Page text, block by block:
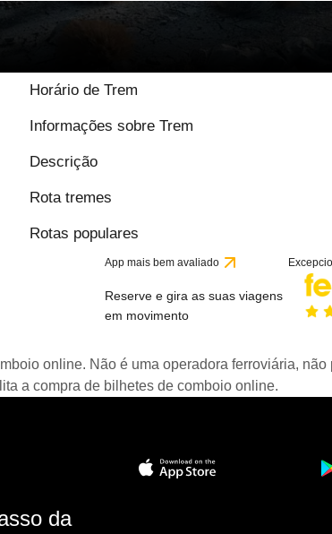
Horário de Trem
Informações sobre Trem
Descrição
Rota tremes
Rotas populares
App mais bem avaliado
Reserve e gira as suas viagens
em movimento
online. Não é uma operadora ferroviária,
a compra de bilhetes de comboio online.
da